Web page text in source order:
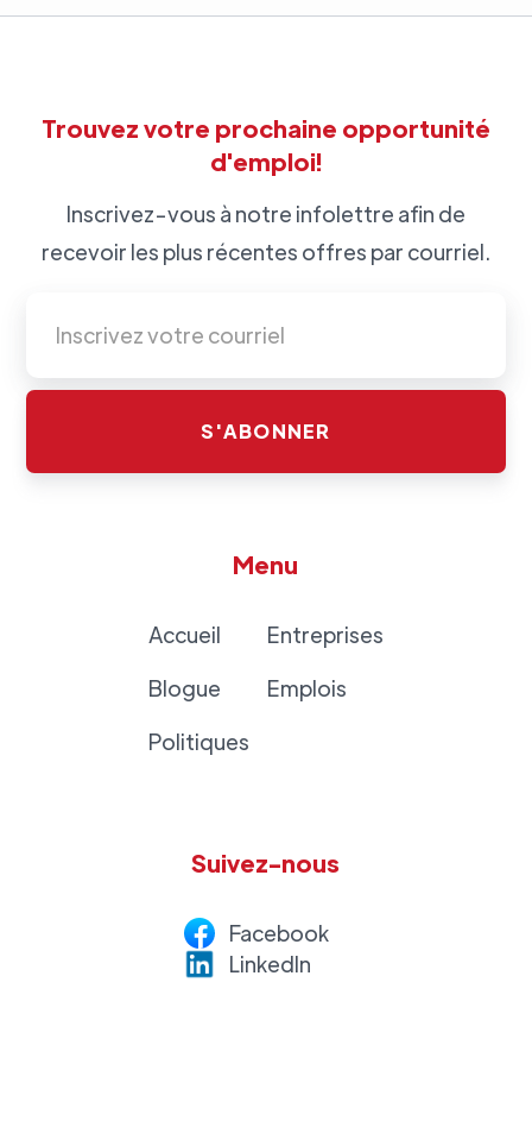
Trouvez votre prochaine opportunité
d'emploi!
Inscrivez-vous à notre infolettre afin de
recevoir les plus récentes offres par courriel.
Menu
Accueil
Blogue
Politiques
Entreprises
Emplois
Suivez-nous
Facebook
LinkedIn